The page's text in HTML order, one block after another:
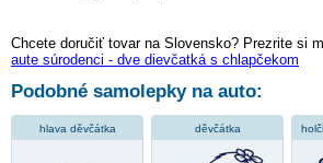
Chcete doručiť tovar na Slovensko? Prezrite si
aute súrodenci - dve dievčatká s chlapčekom
Podobné samolepky na auto:
hlava děvčátka děvčátka